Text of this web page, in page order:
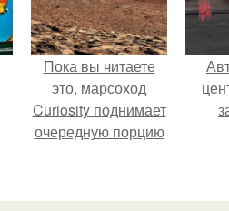
Пока вы читаете
это, марсоход
Curiosity поднимает
очередную порцию